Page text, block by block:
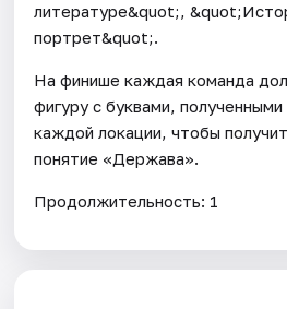
литературе&quot;,
портрет&quot;.
На финише каждая команда
фигуру с буквами,
каждой локации, чтобы
понятие «Держава».
Продолжительность: 1